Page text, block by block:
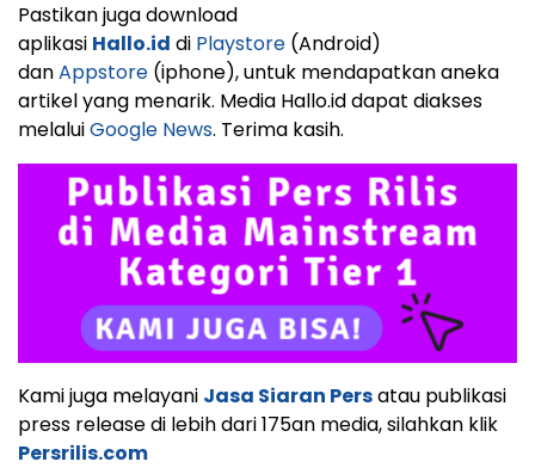
Pastikan juga download
aplikasi Hallo.id di Playstore (Android)
danAppstore (iphone), untuk mendapatkan aneka
artikel yang menarik. Media Hallo.id dapat diakses
melaluiGoogle News. Terima kasih.
Kami juga melayani Jasa Siaran Persatau publikasi
press release di lebih dari 175an media, silahkan klik
Persrilis.com